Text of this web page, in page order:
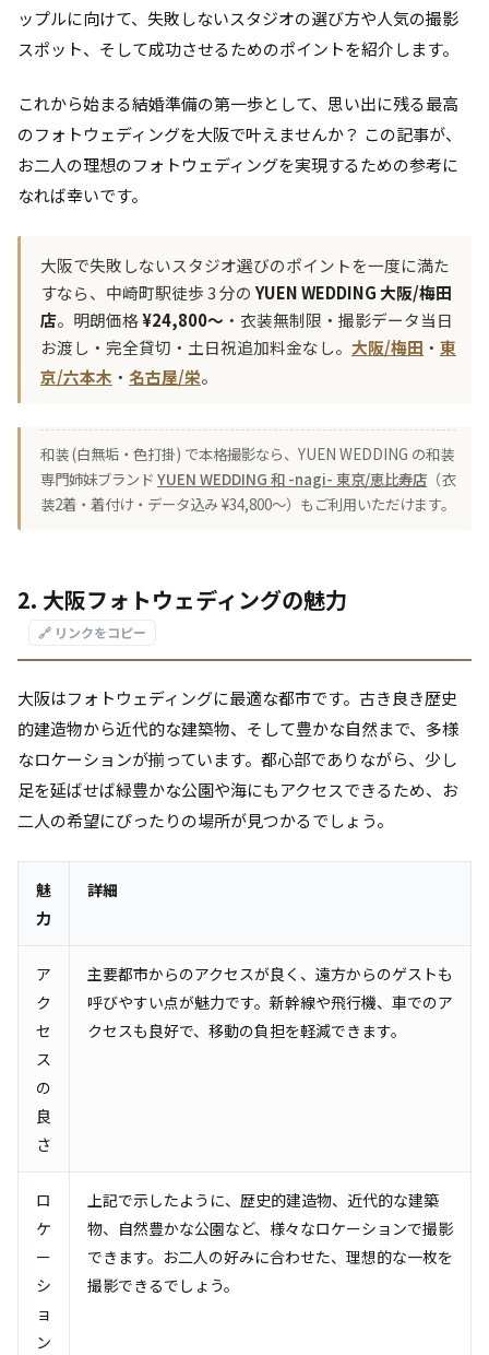
ップルに向けて、失敗しないスタジオの選び方や人気の撮影
スポット、そして成功させるためのポイントを紹介します。
これから始まる結婚準備の第一歩として、思い出に残る最高
のフォトウェディングを大阪で叶えませんか？ この記事が、
お二人の理想のフォトウェディングを実現するための参考に
なれば幸いです。
大阪で失敗しないスタジオ選びのポイントを一度に満た
すなら、中崎町駅徒歩 3 分の YUEN WEDDING 大阪/梅田
店。明朗価格¥24,800〜 ・衣装無制限・撮影データ当日
お渡し・完全貸切・土日祝追加料金なし。 大阪/梅田 ・ 東
京/六本木 ・ 名古屋/栄。
和装 (白無垢・色打掛) で本格撮影なら、YUEN WEDDING の和装
専門姉妹ブランド YUEN WEDDING 和 -nagi- 東京/恵比寿店 （衣
装2着・着付け・データ込み ¥34,800〜）もご利用いただけます。
2. 大阪フォトウェディングの魅力
🔗 リンクをコピー
大阪はフォトウェディングに最適な都市です。古き良き歴史
的建造物から近代的な建築物、そして豊かな自然まで、多様
なロケーションが揃っています。都心部でありながら、少し
足を延ばせば緑豊かな公園や海にもアクセスできるため、お
二人の希望にぴったりの場所が見つかるでしょう。
魅
力
詳細
ア
ク
セ
ス
の
良
さ
主要都市からのアクセスが良く、遠方からのゲストも
呼びやすい点が魅力です。新幹線や飛行機、車でのア
クセスも良好で、移動の負担を軽減できます。
ロ
ケ
ー
シ
ョ
ン
上記で示したように、歴史的建造物、近代的な建築
物、自然豊かな公園など、様々なロケーションで撮影
できます。お二人の好みに合わせた、理想的な一枚を
撮影できるでしょう。